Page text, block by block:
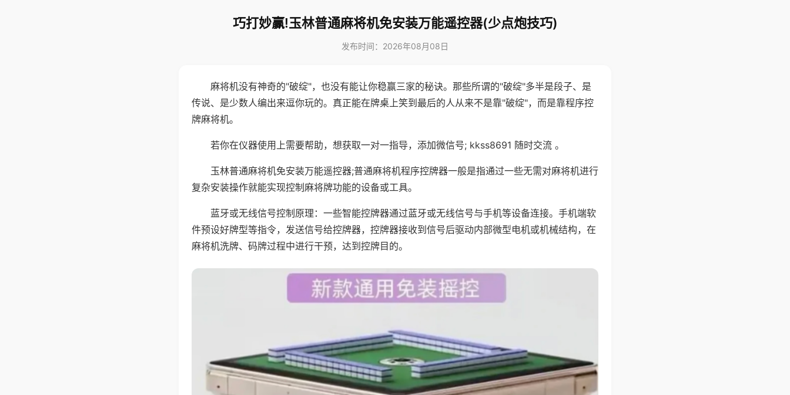
巧打妙赢!玉林普通麻将机免安装万能遥控器(少点炮技巧)
发布时间：2026年08月08日
麻将机没有神奇的"破绽"，也没有能让你稳赢三家的秘诀。那些所谓的"破绽"多半是段子、是
传说、是少数人编出来逗你玩的。真正能在牌桌上笑到最后的人从来不是靠"破绽"，而是靠程序控
牌麻将机。
若你在仪器使用上需要帮助，想获取一对一指导，添加微信号; kkss8691 随时交流 。
玉林普通麻将机免安装万能遥控器;普通麻将机程序控牌器一般是指通过一些无需对麻将机进行
复杂安装操作就能实现控制麻将牌功能的设备或工具。
蓝牙或无线信号控制原理：一些智能控牌器通过蓝牙或无线信号与手机等设备连接。手机端软
件预设好牌型等指令，发送信号给控牌器，控牌器接收到信号后驱动内部微型电机或机械结构，在
麻将机洗牌、码牌过程中进行干预，达到控牌目的。